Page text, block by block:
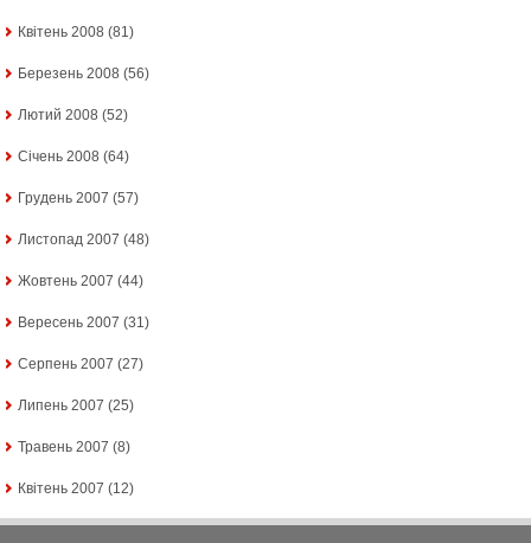
Квітень 2008 (81)
Березень 2008 (56)
Лютий 2008 (52)
Січень 2008 (64)
Грудень 2007 (57)
Листопад 2007 (48)
Жовтень 2007 (44)
Вересень 2007 (31)
Серпень 2007 (27)
Липень 2007 (25)
Травень 2007 (8)
Квітень 2007 (12)